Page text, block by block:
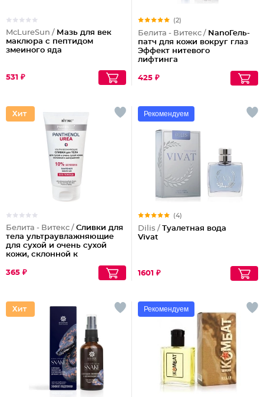
McLureSun / Мазь для век
маклюра с пептидом
змеиного яда
531 ₽
(2)
Белита - Витекс / NanoГель-
патч для кожи вокруг глаз
Эффект нитевого
лифтинга
425 ₽
Белита - Витекс / Сливки для
тела ультраувлажняющие
для сухой и очень сухой
кожи, склонной к
Panthenol Urea
365 ₽
Рекомендуем
(4)
Dilis / Туалетная вода
Vivat
1601 ₽
Рекомендуем